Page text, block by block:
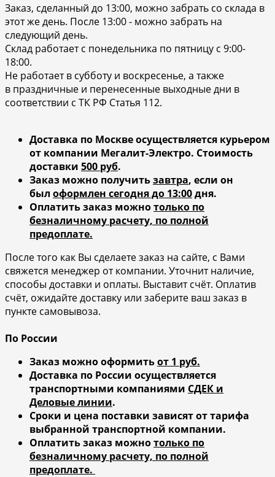
Заказ, сделанный до 13:00, можно забрать со склада в
этот же день. После 13:00 - можно забрать на
следующий день.
Склад работает с понедельника по пятницу с 9:00-
18:00.
Не работает в субботу и воскресенье, а также
в праздничные и перенесенные выходные дни в
соответствии с ТК РФ Статья 112.
Доставка по Москве осуществляется курьером
от компании Мегалит-Электро. Стоимость
доставки 500 руб.
Заказ можно получитьзавтра, если он
был оформлен сегодня до 13:00дня.
Оплатить заказ можнотолько по
безналичному расчету, по полной
предоплате.
После того как Вы сделаете заказ на сайте, с Вами
свяжется менеджер от компании. Уточнит наличие,
способы доставки и оплаты. Выставит счёт. Оплатив
счёт, ожидайте доставку или заберите ваш заказ в
пункте самовывоза.
По России
Заказ можно оформитьот 1 руб.
Доставка по России осуществляется
транспортными компаниями СДЕК и
Деловые линии.
Сроки и цена поставки зависят от тарифа
выбранной транспортной компании.
Оплатить заказ можнотолько по
безналичному расчету, по полной
предоплате.